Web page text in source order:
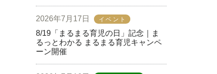
2026年7月17日 イベント
8/19「まるまる育児の日」記念｜ま
るっとわかる まるまる育児キャンペ
ーン開催